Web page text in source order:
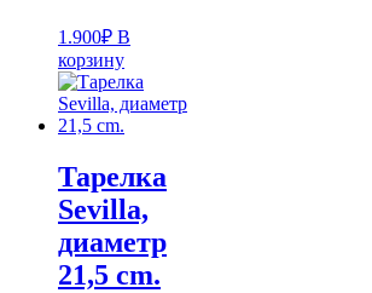
1.900₽ В
корзину
Тарелка
Sevilla,
диаметр
21,5 cm.